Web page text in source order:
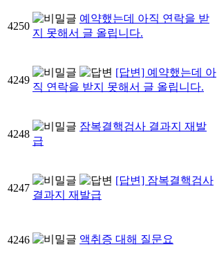
4250
예약했는데 아직 연락을 받
지 못해서 글 올립니다.
4249
[답변] 예약했는데 아
직 연락을 받지 못해서 글 올립니다.
4248
잠복결핵검사 결과지 재발
급
4247
[답변] 잠복결핵검사
결과지 재발급
4246 액취증 대해 질문요